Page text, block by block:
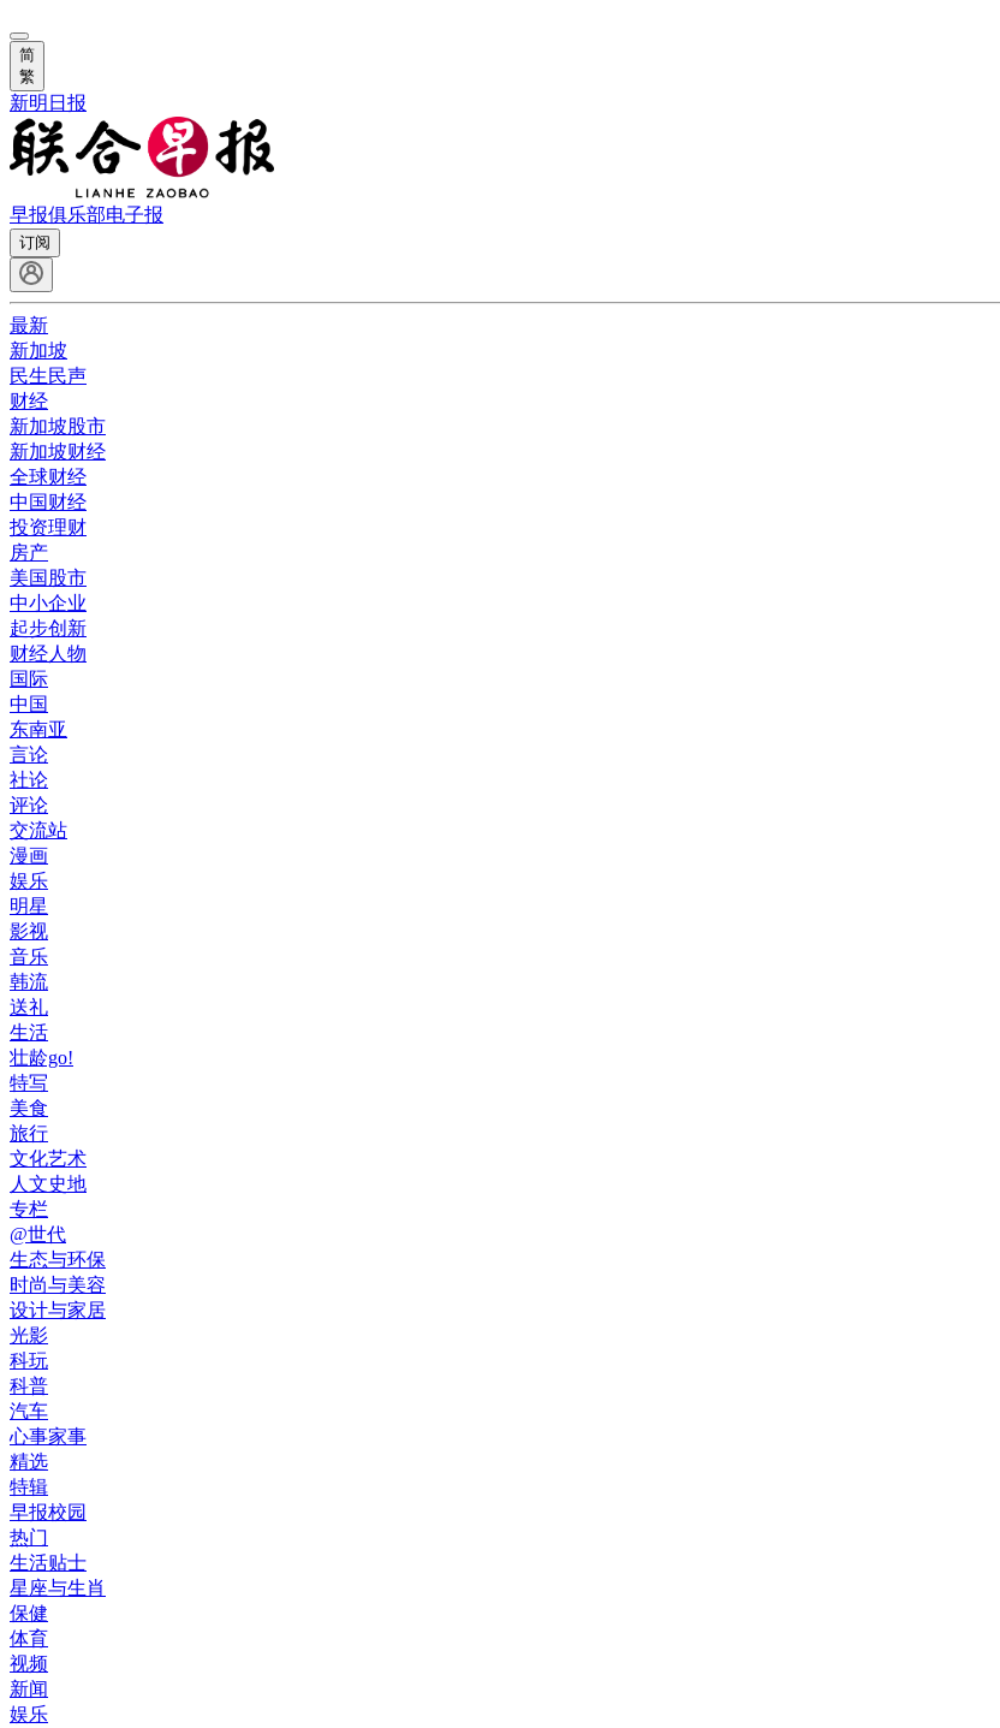
简
繁
新明日报
早报俱乐部电子报
订阅
最新
新加坡
民生民声
财经
新加坡股市
新加坡财经
全球财经
中国财经
投资理财
房产
美国股市
中小企业
起步创新
财经人物
国际
中国
东南亚
言论
社论
评论
交流站
漫画
娱乐
明星
影视
音乐
韩流
送礼
生活
壮龄go!
特写
美食
旅行
文化艺术
人文史地
专栏
@世代
生态与环保
时尚与美容
设计与家居
光影
科玩
科普
汽车
心事家事
精选
特辑
早报校园
热门
生活贴士
星座与生肖
保健
体育
视频
新闻
娱乐